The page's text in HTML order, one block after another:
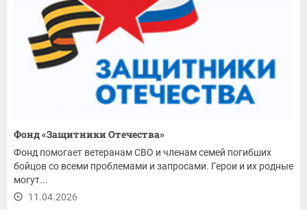
Фонд «Защитники Отечества»
Фонд помогает ветеранам СВО и членам семей погибших
бойцов со всеми проблемами и запросами. Герои и их родные
могут...
11.04.2026